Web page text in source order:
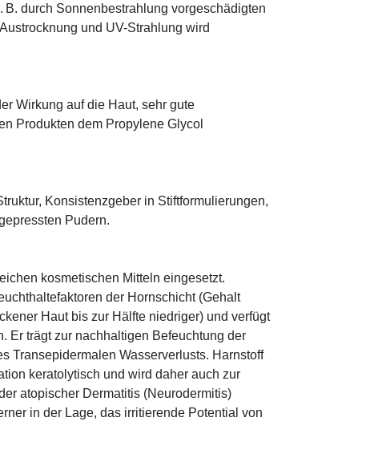
durch Sonnenbestrahlung vorgeschädigten
und UV-Strahlung wird
Wirkung auf die Haut, sehr gute
Produkten dem Propylene Glycol
Konsistenzgeber in Stiftformulierungen,
Pudern.
kosmetischen Mitteln eingesetzt.
der Hornschicht (Gehalt
Haut bis zur Hälfte niedriger) und verfügt
Er trägt zur nachhaltigen Befeuchtung der
Transepidermalen Wasserverlusts. Harnstoff
keratolytisch und wird daher auch zur
atopischer Dermatitis (Neurodermitis)
in der Lage, das irritierende Potential von